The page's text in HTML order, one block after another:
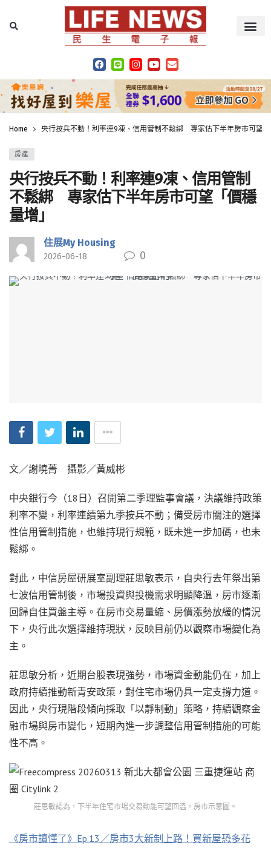
Home 央行按兵不動！利率連9凍、信用管制不鬆綁 專家估下半年房市可望
房產
央行按兵不動！利率連9凍、信用管制
不鬆綁 專家估下半年房市可望「價穩
量增」
住展My Housing
2026-06-18 0
文／謝曉菁 攝影／黃威彬
中央銀行今（18日）召開第二季理監事會議，決議維持政策
利率不變，利率連續第九季按兵不動；備受房市關注的選擇
性信用管制措施，也維持現行規範，既未進一步加碼，也未
鬆綁。
對此，中信房屋研展室副理莊思敏表示，自央行去年祭出第
七波信用管制後，市場投資與投機需求明顯降溫，房市逐漸
回歸自住買盤主導。在房市交易量縮、房價漲勢放緩的情況
下，央行此次選擇維持現狀，反映目前仍以觀察市場變化為
主。
莊思敏分析，近期台股表現強勢，市場資金動能仍在，加上
政府持續推動新青安政策，對住宅市場仍具一定支撐力道。
因此，央行現階段傾向採取「以靜制動」策略，持續觀察金
融市場與房市變化，短期內進一步調整信用管制措施的可能
性不高。
莊思敏認為，下半年住宅市場交易動能可望回溫。房市示意圖。
《房市讀懂了》Ep.13／房市3大新制上路！買新屋恐多花